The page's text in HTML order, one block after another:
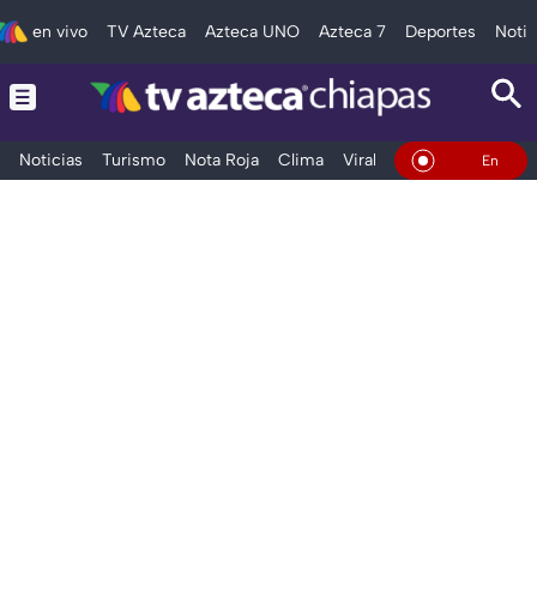
en vivo TV Azteca Azteca UNO Azteca 7 Deportes
Noticias Turismo Nota Roja Clima Viral y Tendencia En Vivo